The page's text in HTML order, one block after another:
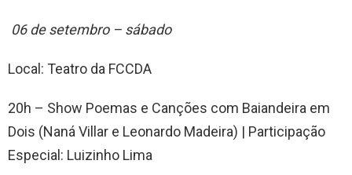
06 de setembro – sábado
Local: Teatro da FCCDA
20h – Show Poemas e Canções com Baiandeira em
Dois (Naná Villar e Leonardo Madeira) | Participação
Especial: Luizinho Lima